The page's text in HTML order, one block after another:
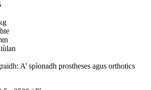
A’ spìonadh prostheses agus orthotics